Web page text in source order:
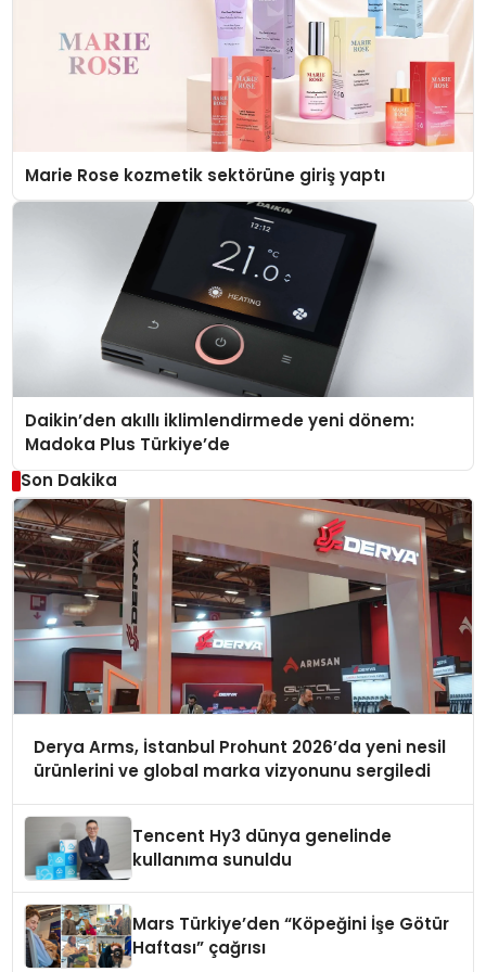
Marie Rose kozmetik sektörüne giriş yaptı
Daikin’den akıllı iklimlendirmede yeni dönem:
Madoka Plus Türkiye’de
Son Dakika
Derya Arms, İstanbul Prohunt 2026’da yeni nesil
ürünlerini ve global marka vizyonunu sergiledi
Tencent Hy3 dünya genelinde
kullanıma sunuldu
Mars Türkiye’den “Köpeğini İşe Götür
Haftası” çağrısı